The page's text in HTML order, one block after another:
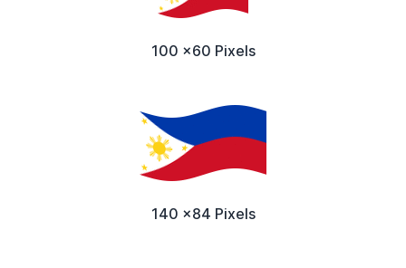
100 x60 Pixels
140 x84 Pixels